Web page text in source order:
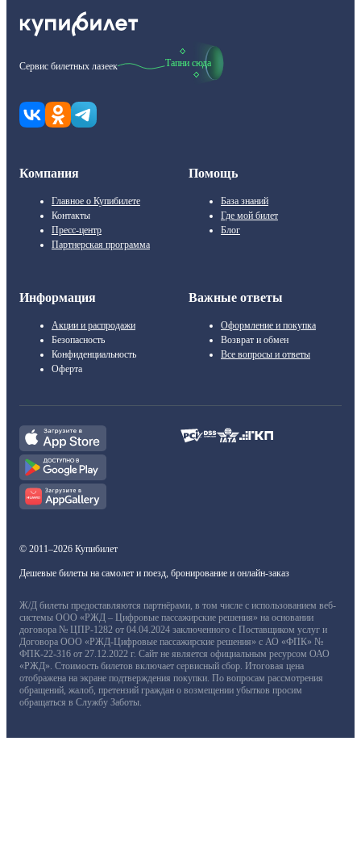
Сервис билетных лазеек Тапни сюда
Компания
Главное о Купибилете
Контакты
Пресс-центр
Партнерская программа
Помощь
База знаний
Где мой билет
Блог
Информация
Акции и распродажи
Безопасность
Конфиденциальность
Оферта
Важные ответы
Оформление и покупка
Возврат и обмен
Все вопросы и ответы
© 2011–2026 Купибилет
Дешевые билеты на самолет и поезд, бронирование и онлайн-заказ
Ж/Д билеты предоставляются партнёрами, в том числе с использованием веб-
системы ООО «РЖД – Цифровые пассажирские решения» на основании
договора № ЦПР-1282 от 04.04.2024 заключенного с Поставщиком услуг и
Договора ООО «РЖД-Цифровые пассажирские решения» с АО «ФПК» №
ФПК-22-316 от 27.12.2022 г. Сайт не является официальным ресурсом ОАО
«РЖД». Стоимость билетов включает сервисный сбор. Итоговая цена
отображена на экране подтверждения покупки. По вопросам рассмотрения
обращений, жалоб, претензий граждан о возмещении убытков просим
обращаться в Службу Заботы.